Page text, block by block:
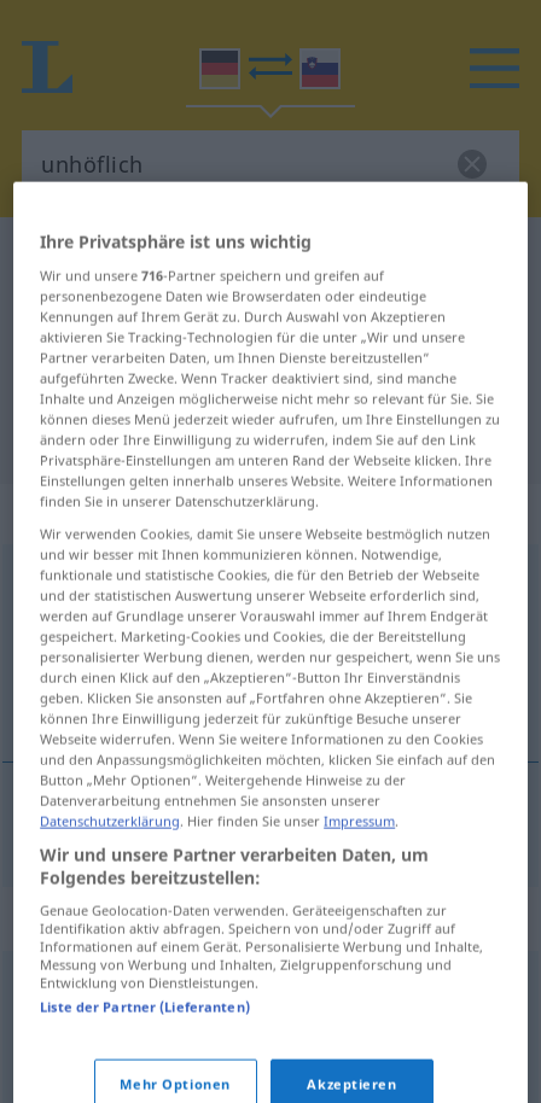
Deutsch-Slowenisch Wörterbuch
Deutsch-Slowenisch Übersetzung
für "unhöflich"
"unhöflich" Slowenisch
Übersetzung
„unhöflich“
unhöflich
Übersicht aller Übersetzungen
(Für mehr Details die Übersetzung anklicken/antippen)
nèvljúden
nèvljúden unhöflich
Synonyme für "unhöflich"
unartig,anmaßend,unanständig
unverschämt
Ihre Privatsphäre ist uns wichtig
Wir und unsere716-Partner speichern und greifen auf
personenbezogene Daten wie Browserdaten oder eindeutige
Kennungen auf Ihrem Gerät zu. Durch Auswahl von Akzeptieren
aktivieren Sie Tracking-Technologien für die unter „Wir und unsere
Partner verarbeiten Daten, um Ihnen Dienste bereitzustellen“
aufgeführten Zwecke. Wenn Tracker deaktiviert sind, sind manche
Inhalte und Anzeigen möglicherweise nicht mehr so relevant für Sie. Sie
können dieses Menü jederzeit wieder aufrufen, um Ihre Einstellungen zu
ändern oder Ihre Einwilligung zu widerrufen, indem Sie auf den Link
Privatsphäre-Einstellungen am unteren Rand der Webseite klicken. Ihre
Einstellungen gelten innerhalb unseres Website. Weitere Informationen
finden Sie in unserer Datenschutzerklärung.
Wir verwenden Cookies, damit Sie unsere Webseite bestmöglich nutzen
und wir besser mit Ihnen kommunizieren können. Notwendige,
funktionale und statistische Cookies, die für den Betrieb der Webseite
und der statistischen Auswertung unserer Webseite erforderlich sind,
werden auf Grundlage unserer Vorauswahl immer auf Ihrem Endgerät
gespeichert. Marketing-Cookies und Cookies, die der Bereitstellung
personalisierter Werbung dienen, werden nur gespeichert, wenn Sie uns
durch einen Klick auf den „Akzeptieren“-Button Ihr Einverständnis
geben. Klicken Sie ansonsten auf „Fortfahren ohne Akzeptieren“. Sie
können Ihre Einwilligung jederzeit für zukünftige Besuche unserer
Webseite widerrufen. Wenn Sie weitere Informationen zu den Cookies
und den Anpassungsmöglichkeiten möchten, klicken Sie einfach auf den
Button „Mehr Optionen“. Weitergehende Hinweise zu der
Datenverarbeitung entnehmen Sie ansonsten unserer
Datenschutzerklärung. Hier finden Sie unserImpressum.
Wir und unsere Partner verarbeiten Daten, um
Folgendes bereitzustellen:
Genaue Geolocation-Daten verwenden. Geräteeigenschaften zur
Identifikation aktiv abfragen. Speichern von und/oder Zugriff auf
Informationen auf einem Gerät. Personalisierte Werbung und Inhalte,
Messung von Werbung und Inhalten, Zielgruppenforschung und
Entwicklung von Dienstleistungen.
Liste der Partner (Lieferanten)
Mehr Optionen Akzeptieren